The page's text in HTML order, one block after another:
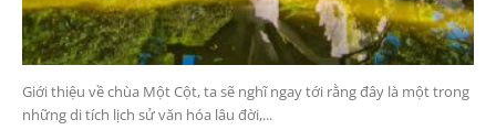
Giới thiệu về chùa Một Cột, ta sẽ nghĩ ngay tới rằng đây là một trong
những di tích lịch sử văn hóa lâu đời,...